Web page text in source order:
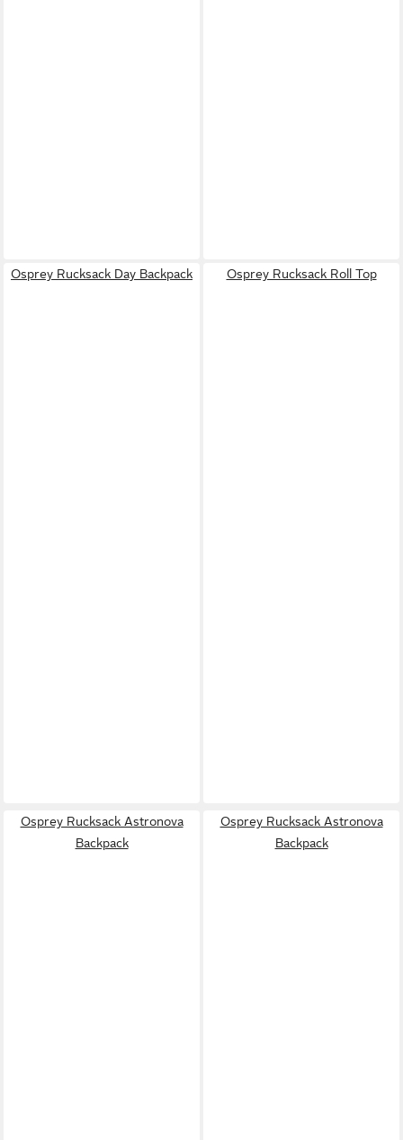
Osprey Rucksack Day Backpack Osprey Rucksack Roll Top
Osprey Rucksack Astronova
Backpack
Osprey Rucksack Astronova
Backpack